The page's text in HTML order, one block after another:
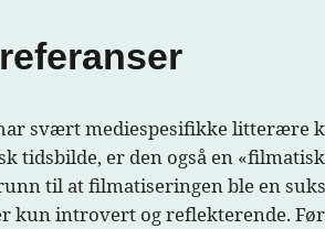
svært mediespesifikke litterære
tidsbilde, er den også en
til at filmatiseringen ble en
kun introvert og reflekterende.